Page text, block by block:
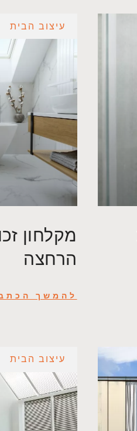
עיצוב הבית
מקלחון
הרחצה
להמשך
עיצוב הבית